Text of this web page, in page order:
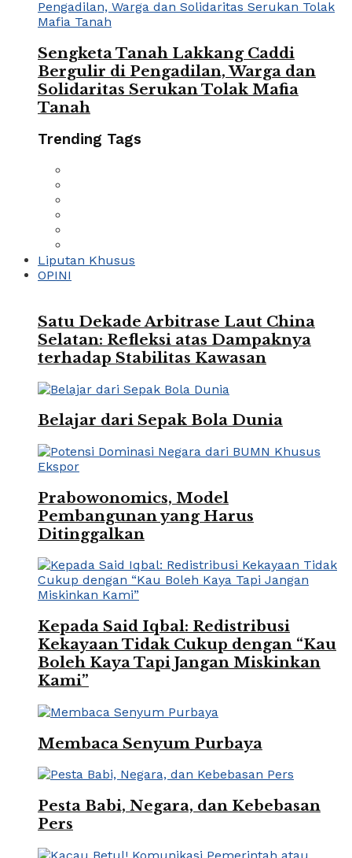
Sengketa Tanah Lakkang Caddi
Bergulir di Pengadilan, Warga dan
Solidaritas Serukan Tolak Mafia
Tanah
Trending Tags
Liputan Khusus
OPINI
Satu Dekade Arbitrase Laut China
Selatan: Refleksi atas Dampaknya
terhadap Stabilitas Kawasan
Belajar dari Sepak Bola Dunia
Prabowonomics, Model
Pembangunan yang Harus
Ditinggalkan
Kepada Said Iqbal: Redistribusi
Kekayaan Tidak Cukup dengan “Kau
Boleh Kaya Tapi Jangan Miskinkan
Kami”
Membaca Senyum Purbaya
Pesta Babi, Negara, dan Kebebasan
Pers